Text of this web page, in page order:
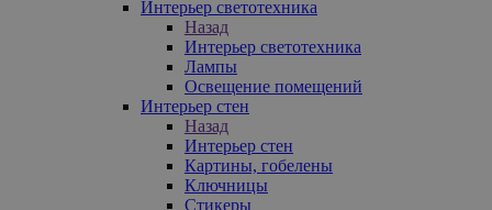
Интерьер светотехника
Назад
Интерьер светотехника
Лампы
Освещение помещений
Интерьер стен
Назад
Интерьер стен
Картины, гобелены
Ключницы
Стикеры